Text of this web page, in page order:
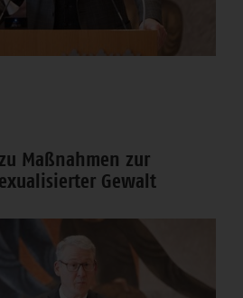
Maßnahmen zur
Gewalt